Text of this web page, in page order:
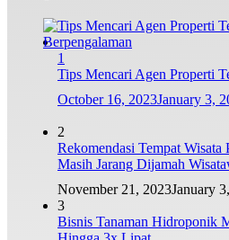
1
Tips Mencari Agen Properti
October 16, 2023January 3,
2
Rekomendasi Tempat
Masih Jarang Dijamah
November 21, 2023January
3
Bisnis Tanaman Hidroponik